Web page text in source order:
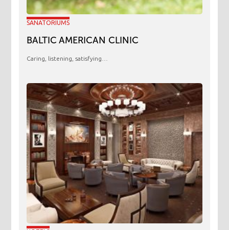
SANATORIUMS
BALTIC AMERICAN CLINIC
Caring, listening, satisfying…